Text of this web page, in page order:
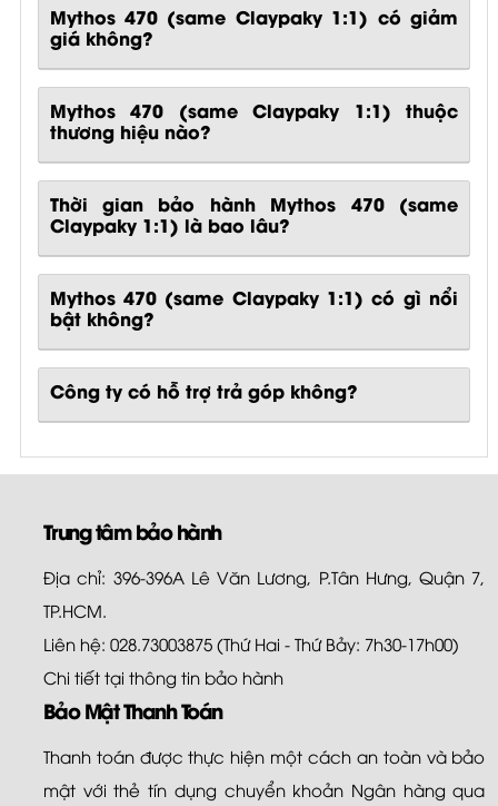
Mythos 470 (same Claypaky 1:1) có giảm
giá không?
Mythos 470 (same Claypaky 1:1) thuộc
thương hiệu nào?
Thời gian bảo hành Mythos 470 (same
Claypaky 1:1) là bao lâu?
Mythos 470 (same Claypaky 1:1) có gì nổi
bật không?
Công ty có hỗ trợ trả góp không?
Trung tâm bảo hành
Địa chỉ: 396-396A Lê Văn Lương, P.Tân Hưng, Quận 7,
TP.HCM.
Liên hệ: 028.73003875 (Thứ Hai - Thứ Bảy: 7h30-17h00)
Chi tiết tại thông tin bảo hành
Bảo Mật Thanh Toán
Thanh toán được thực hiện một cách an toàn và bảo
mật với thẻ tín dụng chuyển khoản Ngân hàng qua